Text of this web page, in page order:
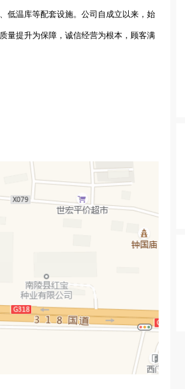
低温库等配套设施。公司自成立以来，始
量提升为保障，诚信经营为根本，顾客满